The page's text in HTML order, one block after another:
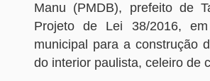
Manu (PMDB), prefeito de
Projeto de Lei 38/2016,
municipal para a construção
do interior paulista, celeiro de